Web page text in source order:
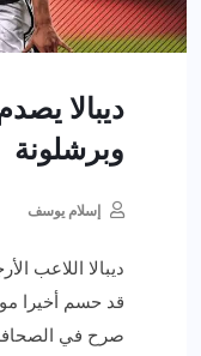
ديبالا
وبرشلونة
إسلام يوسف
ديبالا اللاعب
قد حسم أخيرا
صرح في